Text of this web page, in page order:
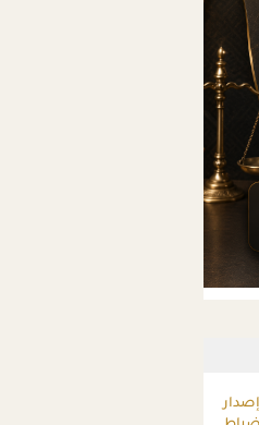
رقم 123 لسنة 1981 - إصدار